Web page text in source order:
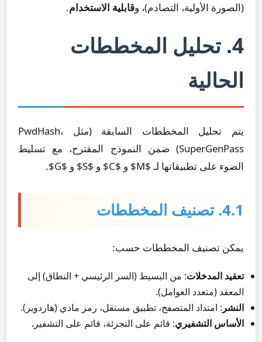
(الصورة الأولية، التصادم)، وقابلية الاستخدام.
4. تحليل المخططات
الحالية
يتم تحليل المخططات السابقة (مثل PwdHash،
SuperGenPass) ضمن النموذج المقترح، مع تسليط
الضوء على تطبيقاتها لـ $M$ و $C$ و $S$ و $G$.
4.1. تصنيف المخططات
يمكن تصنيف المخططات حسب:
تعقيد المدخلات: من البسيط (السر الرئيسي + النطاق) إلى
المعقد (متعدد العوامل).
النشر : امتداد المتصفح، تطبيق مستقل، رمز مادي (هاردوير).
الأساس التشفيري: قائم على التجزئة، قائم على التشفير.